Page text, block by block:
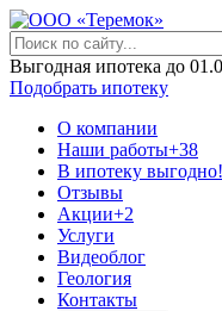
Выгодная ипотека до
Подобрать ипотеку
О компании
Наши работы+38
В ипотеку выгодно!
Отзывы
Акции+2
Услуги
Видеоблог
Геология
Контакты